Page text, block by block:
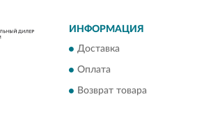
ИНФОРМАЦИЯ
Доставка
Оплата
Возврат товара